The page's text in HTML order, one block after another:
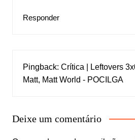
Responder
Pingback: Crítica | Leftovers
Matt, Matt World - POCILGA
Deixe um comentário